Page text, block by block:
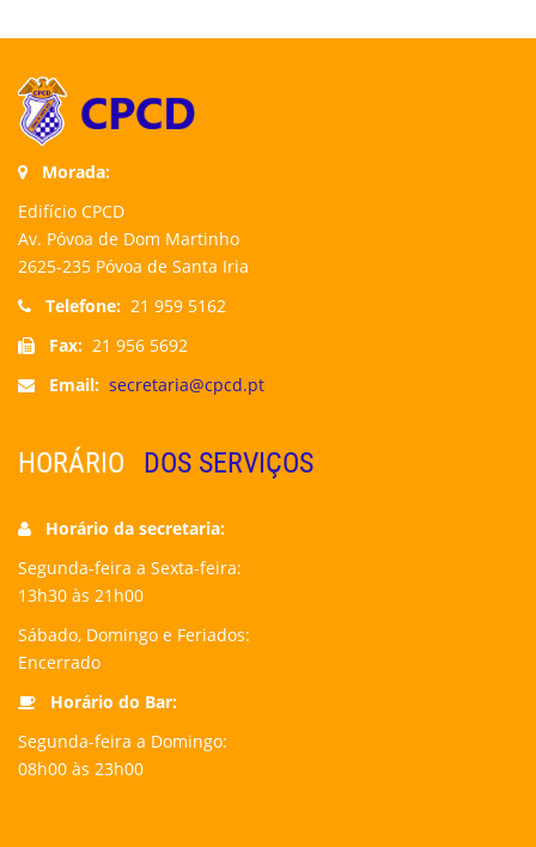
Morada:
Edifício CPCD
Av. Póvoa de Dom Martinho
2625-235 Póvoa de Santa Iria
Telefone: 21 959 5162
Fax: 21 956 5692
Email: secretaria@cpcd.pt
HORÁRIO DOS SERVIÇOS
Horário da secretaria:
Segunda-feira a Sexta-feira:
13h30 às 21h00
Sábado, Domingo e Feriados:
Encerrado
Horário do Bar:
Segunda-feira a Domingo:
08h00 às 23h00